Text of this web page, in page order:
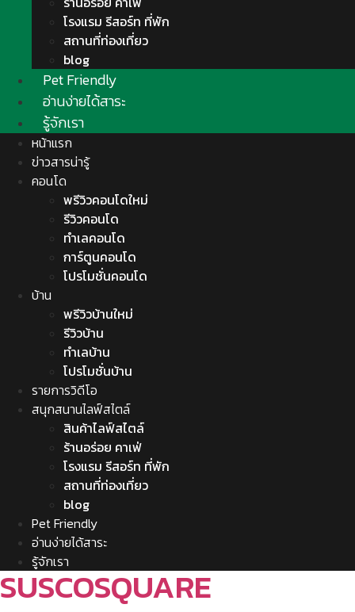
โรงแรม รีสอร์ท ที่พัก
สถานที่ท่องเที่ยว
blog
Pet Friendly
อ่านง่ายได้สาระ
รู้จักเรา
หน้าแรก
ข่าวสารน่ารู้
คอนโด
พรีวิวคอนโดใหม่
รีวิวคอนโด
ทำเลคอนโด
การ์ตูนคอนโด
โปรโมชั่นคอนโด
บ้าน
พรีวิวบ้านใหม่
รีวิวบ้าน
ทำเลบ้าน
โปรโมชั่นบ้าน
รายการวิดีโอ
สนุกสนานไลฟ์สไตล์
สินค้าไลฟ์สไตล์
ร้านอร่อย คาเฟ่
โรงแรม รีสอร์ท ที่พัก
สถานที่ท่องเที่ยว
blog
Pet Friendly
อ่านง่ายได้สาระ
รู้จักเรา
SUSCOSQUARE